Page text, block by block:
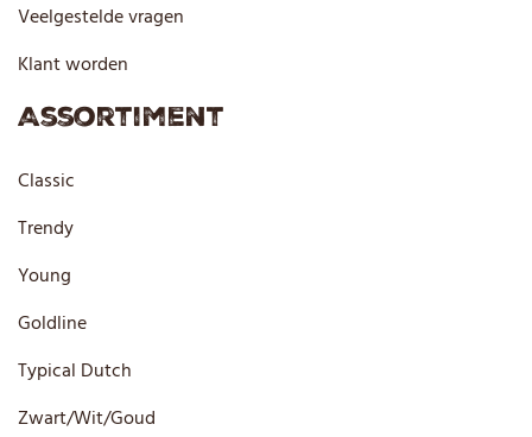
Veelgestelde vragen
Klant worden
Assortiment
Classic
Trendy
Young
Goldline
Typical Dutch
Zwart/Wit/Goud